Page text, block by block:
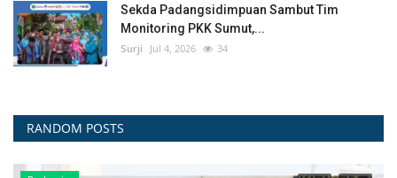
Sekda Padangsidimpuan Sambut Tim
Monitoring PKK Sumut,...
Surji Jul 4, 2026 34
RANDOM POSTS